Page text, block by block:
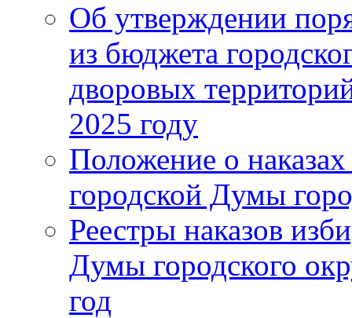
Об утверждении
из бюджета
дворовых
2025 году
Положение о
городской Думы
Реестры наказов
Думы городского
год